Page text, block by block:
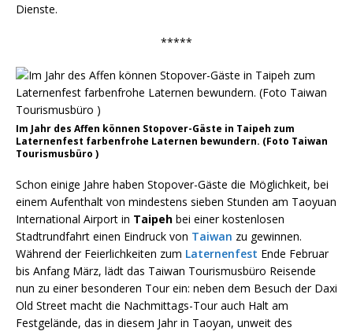
Dienste.
*****
Im Jahr des Affen können Stopover-Gäste in Taipeh zum
Laternenfest farbenfrohe Laternen bewundern. (Foto Taiwan
Tourismusbüro )
Schon einige Jahre haben Stopover-Gäste die Möglichkeit, bei
einem Aufenthalt von mindestens sieben Stunden am Taoyuan
International Airport in Taipeh bei einer kostenlosen
Stadtrundfahrt einen Eindruck von Taiwan zu gewinnen.
Während der Feierlichkeiten zum Laternenfest Ende Februar
bis Anfang März, lädt das Taiwan Tourismusbüro Reisende
nun zu einer besonderen Tour ein: neben dem Besuch der Daxi
Old Street macht die Nachmittags-Tour auch Halt am
Festgelände, das in diesem Jahr in Taoyan, unweit des